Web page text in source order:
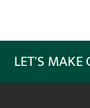
LET'S MAKE